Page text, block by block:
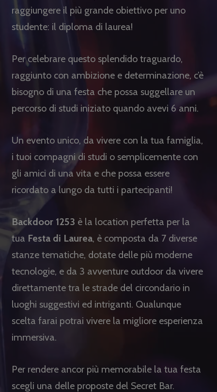
raggiungere il più grande obiettivo per uno
studente: il diploma di laurea!
Per celebrare questo splendido traguardo,
raggiunto con ambizione e determinazione, c’è
bisogno di una festa che possa suggellare un
percorso di studi iniziato quando avevi 6 anni.
Un evento unico, da vivere con la tua famiglia,
i tuoi compagni di studi o semplicemente con
gli amici di una vita e che possa essere
ricordato a lungo da tutti i partecipanti!
Backdoor 1253 è la location perfetta per la
tua Festa di Laurea, è composta da 7 diverse
stanze tematiche, dotate delle più moderne
tecnologie, e da 3 avventure outdoor da vivere
direttamente tra le strade del circondario in
luoghi suggestivi ed intriganti. Qualunque
scelta farai potrai vivere la migliore esperienza
immersiva.
Per rendere ancor più memorabile la tua festa
scegli una delle proposte del Secret Bar.